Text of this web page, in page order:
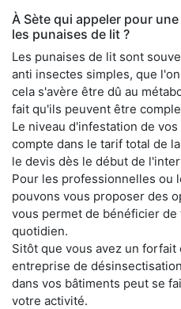
À Sète qui appeler pour
les punaises de lit ?
Les punaises de lit sont
anti insectes simples, que
cela s'avère être dû au
fait qu'ils peuvent être
Le niveau d'infestation de
compte dans le tarif total de
le devis dès le début de
Pour les professionnelles ou
pouvons vous proposer des
vous permet de bénéficier
quotidien.
Sitôt que vous avez un
entreprise de
dans vos bâtiments peut se
votre activité.